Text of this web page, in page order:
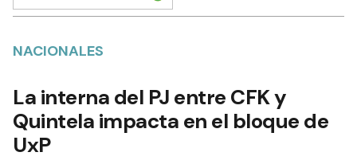
NACIONALES
La interna del PJ entre CFK y
Quintela impacta en el bloque de
UxP